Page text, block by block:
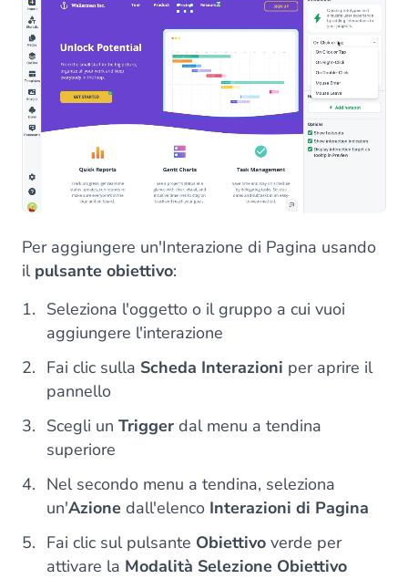
Per aggiungere un'Interazione di Pagina usando
il pulsante obiettivo:
Seleziona l'oggetto o il gruppo a cui vuoi
aggiungere l'interazione
Fai clic sulla Scheda Interazioni per aprire il
pannello
Scegli un Trigger dal menu a tendina
superiore
Nel secondo menu a tendina, seleziona
un'Azione dall'elenco Interazioni di Pagina
Fai clic sul pulsante Obiettivo verde per
attivare la Modalità Selezione Obiettivo